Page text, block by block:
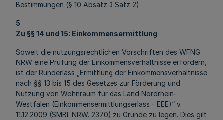
Bestimmungen (§ 10 Absatz 3 Satz 2).
5
Zu §§ 14 und 15: Einkommensermittlung
Soweit die nutzungsrechtlichen Vorschriften des WFNG
NRW eine Prüfung der Einkommensverhältnisse erfordern,
ist der Runderlass „Ermittlung der Einkommensverhältnisse
nach §§ 13 bis 15 des Gesetzes zur Förderung und
Nutzung von Wohnraum für das Land Nordrhein-
Westfalen (Einkommensermittlungserlass - EEE)“ v.
11.12.2009 (SMBl. NRW. 2370) zu Grunde zu legen. Dies gilt